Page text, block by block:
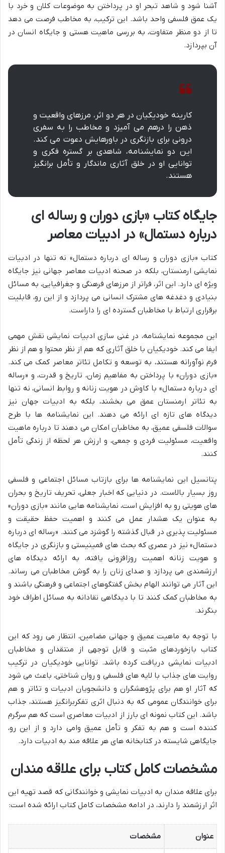
آشنا شود و شاهد تبحر او در پرداختن به موضوعات کلان و خرد با
یک عمق فلسفی واحد باشد. این ترکیب، به مخاطب فرصت می دهد
تا از دو منظر متفاوت، به بررسی ماهیت هستی و جایگاه انسان در
آن بپردازد.
کارینه خودیکیان در هر دو اثر، مرزهای واقعیت و
ذهن را درهم می آمیزد و مخاطب را به سفری
درونی برای بازنگری در باورهایش دعوت می کند.
این دو نمایشنامه، شاهدی بر گستره فکری و
توانایی او در خلق آثاری ماندگار و تأمل برانگیز
هستند.
جایگاه کتاب «بازی دوران و رساله ای
درباره دستمال» در ادبیات معاصر
کتاب «بازی دوران و رساله ای درباره دستمال» نه تنها در ادبیات
نمایشی ارمنستان، بلکه در صحنه ادبیات معاصر جهانی نیز جایگاه
ویژه ای دارد. این اثر، فراتر از مرزهای فرهنگی و جغرافیایی، به مسائل
بنیادی و دغدغه های مشترک انسانی می پردازد و از این رو، قابلیت
برقراری ارتباط با مخاطبان گسترده ای را داراست.
این مجموعه نمایشنامه، در غنی سازی ادبیات نمایشی نقش مهمی
ایفا می کند. خودیکیان با خلق آثاری که هم از نظر محتوا و هم از نظر
فرم نوآورانه هستند، به توسعه و تکامل تئاتر معاصر کمک می کند.
«بازی دوران» با پرداختن به مفاهیم زمان، تاریخ و قدرت، و «رساله
ای درباره دستمال» با کاوش در هویت زنانه و روابط انسانی، نه تنها
به تئاتر ارمنستان عمق می بخشند، بلکه به ادبیات جهان نیز
دیدگاه های تازه ای ارائه می دهند. این نمایشنامه ها با طرح
سوالات فلسفی عمیق، به مخاطبان امکان می دهند تا درباره ماهیت
واقعیت، مسئولیت فردی و جمعی، و ارزش هر لحظه از زندگی تأمل
کنند.
پتانسیل این نمایشنامه ها برای بازتاب مسائل اجتماعی و فلسفی
روز بسیار بالاست. در دنیایی که اخبار جعلی، تحریف تاریخ و بحران
های هویتی رو به افزایش است، نمایشنامه هایی مانند «بازی دوران»
به عنوان یک هشدار عمل می کنند و اهمیت حفظ حقیقت و
مسئولیت پذیری در قبال گذشته را گوشزد می کنند. «رساله ای درباره
دستمال» نیز در عصری که بحث های فمینیستی و بازنگری در جایگاه
و هویت زنانه اهمیت روزافزونی یافته، به ارائه دیدگاه های
ارزشمندی می پردازد و صدای زنان را به گوش مخاطبان می رساند.
این آثار می توانند الهام بخش گفتگوهای اجتماعی و فرهنگی باشند و
به مخاطبان کمک کنند تا با دیدگاهی نقادانه به مسائل اطراف خود
بنگرند.
با توجه به ماهیت عمیق و جهانی مضامین، انتظار می رود که این
کتاب بازخوردهای مثبت و قابل توجهی از منتقدان و مخاطبان
ادبیات نمایشی دریافت کرده باشد. توانایی خودیکیان در ترکیب
روایت های جذاب با لایه های فلسفی و روان شناختی، باعث می شود
که آثار او هم برای پژوهشگران و دانشجویان ادبیات و تئاتر و هم
برای خوانندگان عمومی که به دنبال اثری تفکربرانگیز هستند، جذاب
باشد. این کتاب نمونه ای بارز از ادبیات معاصری است که هم سرگرم
کننده است و هم به تفکر و تأمل عمیق وامی دارد و از این رو،
جایگاهی شایسته در کتابخانه های هر علاقه مند به ادبیات دارد.
مشخصات کامل کتاب برای علاقه مندان
برای علاقه مندان به ادبیات نمایشی و خوانندگانی که قصد تهیه این
اثر ارزشمند را دارند، در ادامه مشخصات کامل کتاب ارائه شده است:
عنوان مشخصات